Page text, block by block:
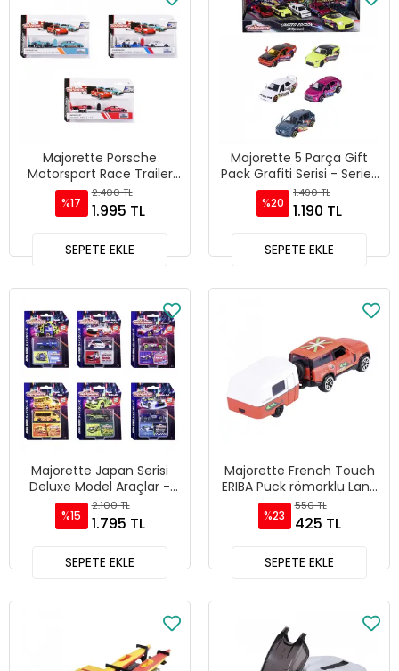
Majorette Porsche
Motorsport Race Trailer
Set Diecast Model Araba
- 212053112
%17
2.400 TL
1.995 TL
SEPETE EKLE
Majorette 5 Parça Gift
Pack Grafiti Serisi - Series
11
%20
1.490 TL
1.190 TL
SEPETE EKLE
Majorette Japan Serisi
Deluxe Model Araçlar -
212051030
%15
2.100 TL
1.795 TL
SEPETE EKLE
Majorette French Touch
ERIBA Puck römorklu Land
Rover Defender 90 -
212055014
%23
550 TL
425 TL
SEPETE EKLE